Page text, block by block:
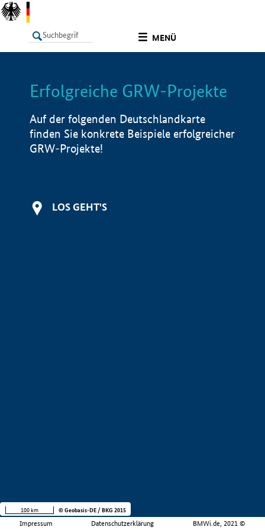
MENÜ
LISTE Info
Erfolgreiche GRW-Projekte
Auf der folgenden Deutschlandkarte
finden Sie konkrete Beispiele erfolgreicher
GRW-Projekte!
LOS GEHT'S
Impressum Datenschutzerklärung BMWi.de, 2021 ©
100 km © Geobasis-DE / BKG 2015